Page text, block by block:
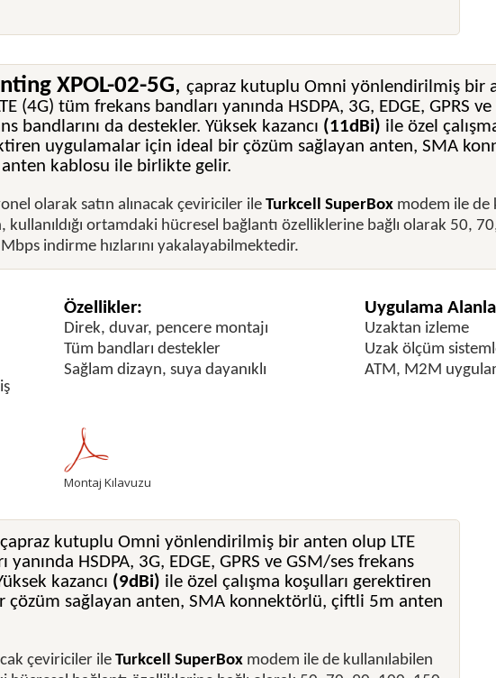
XPOL-02-5G, çapraz kutuplu Omni yönlendirilmiş bir
(4G) tüm frekans bandları yanında HSDPA, 3G, EDGE, GPRS
bandlarını da destekler. Yüksek kazancı (11dBi) ile özel
uygulamalar için ideal bir çözüm sağlayan anten, SMA
anten kablosu ile birlikte gelir.
olarak satın alınacak çeviriciler ile Turkcell SuperBoxmodem ile de
kullanıldığı ortamdaki hücresel bağlantı özelliklerine bağlı olarak 50,
indirme hızlarını yakalayabilmektedir.
Özellikler:
Direk, duvar, pencere montajı
Tüm bandları destekler
Sağlam dizayn, suya dayanıklı
Montaj Kılavuzu
Uygulama
Uzaktan izleme
Uzak ölçüm
ATM, M2M
çapraz kutuplu Omni yönlendirilmiş bir anten olup LTE
HSDPA, 3G, EDGE, GPRS ve GSM/ses frekans
kazancı (9dBi) ile özel çalışma koşulları gerektiren
çözüm sağlayan anten, SMA konnektörlü, çiftli 5m anten
çeviriciler ile Turkcell SuperBox modem ile de kullanılabilen